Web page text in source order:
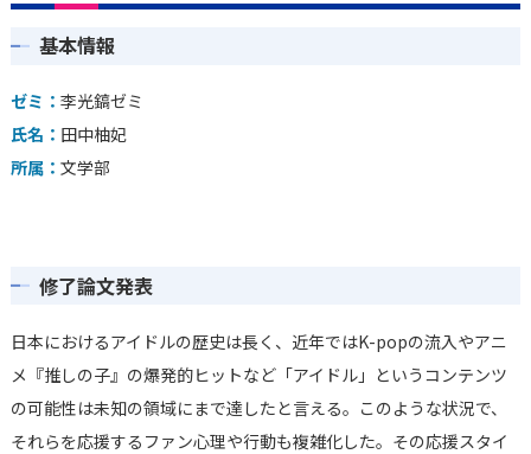
基本情報
ゼミ： 李光鎬ゼミ
氏名： 田中柚妃
所属： 文学部
修了論文発表
日本におけるアイドルの歴史は長く、近年ではK-popの流入やアニ
メ『推しの子』の爆発的ヒットなど「アイドル」というコンテンツ
の可能性は未知の領域にまで達したと言える。このような状況で、
それらを応援するファン心理や行動も複雑化した。その応援スタイ